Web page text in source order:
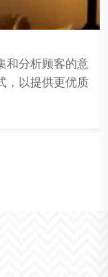
和分析顾客的意
，以提供更优质